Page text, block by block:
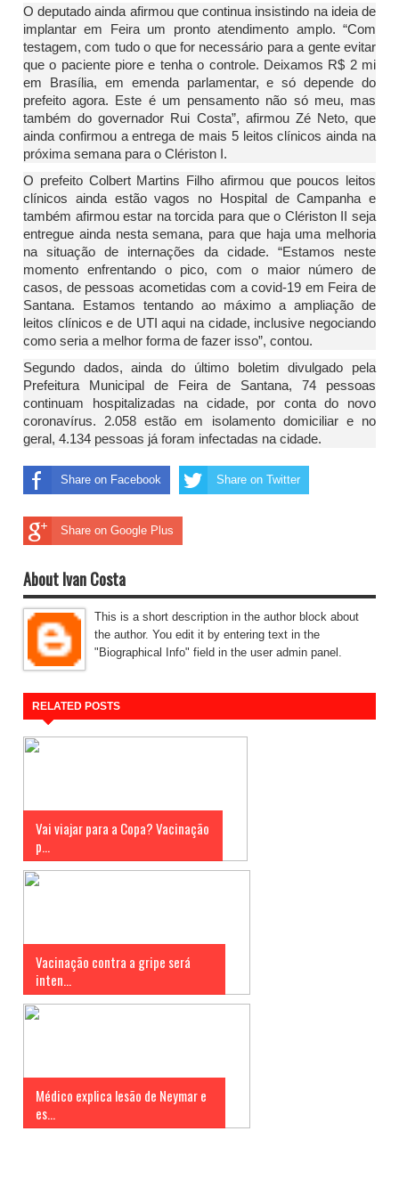
O deputado ainda afirmou que continua insistindo na ideia de
implantar em Feira um pronto atendimento amplo. “Com
testagem, com tudo o que for necessário para a gente evitar
que o paciente piore e tenha o controle. Deixamos R$ 2 mi
em Brasília, em emenda parlamentar, e só depende do
prefeito agora. Este é um pensamento não só meu, mas
também do governador Rui Costa”, afirmou Zé Neto, que
ainda confirmou a entrega de mais 5 leitos clínicos ainda na
próxima semana para o Clériston I.
O prefeito Colbert Martins Filho afirmou que poucos leitos
clínicos ainda estão vagos no Hospital de Campanha e
também afirmou estar na torcida para que o Clériston II seja
entregue ainda nesta semana, para que haja uma melhoria
na situação de internações da cidade. “Estamos neste
momento enfrentando o pico, com o maior número de
casos, de pessoas acometidas com a covid-19 em Feira de
Santana. Estamos tentando ao máximo a ampliação de
leitos clínicos e de UTI aqui na cidade, inclusive negociando
como seria a melhor forma de fazer isso”, contou.
Segundo dados, ainda do último boletim divulgado pela
Prefeitura Municipal de Feira de Santana, 74 pessoas
continuam hospitalizadas na cidade, por conta do novo
coronavírus. 2.058 estão em isolamento domiciliar e no
geral, 4.134 pessoas já foram infectadas na cidade.
Share on Facebook Share on Twitter
Share on Google Plus
About Ivan Costa
This is a short description in the author block about
the author. You edit it by entering text in the
"Biographical Info" field in the user admin panel.
RELATED POSTS
Vai viajar para a Copa? Vacinação
p...
Vacinação contra a gripe será
inten...
Médico explica lesão de Neymar e
es...